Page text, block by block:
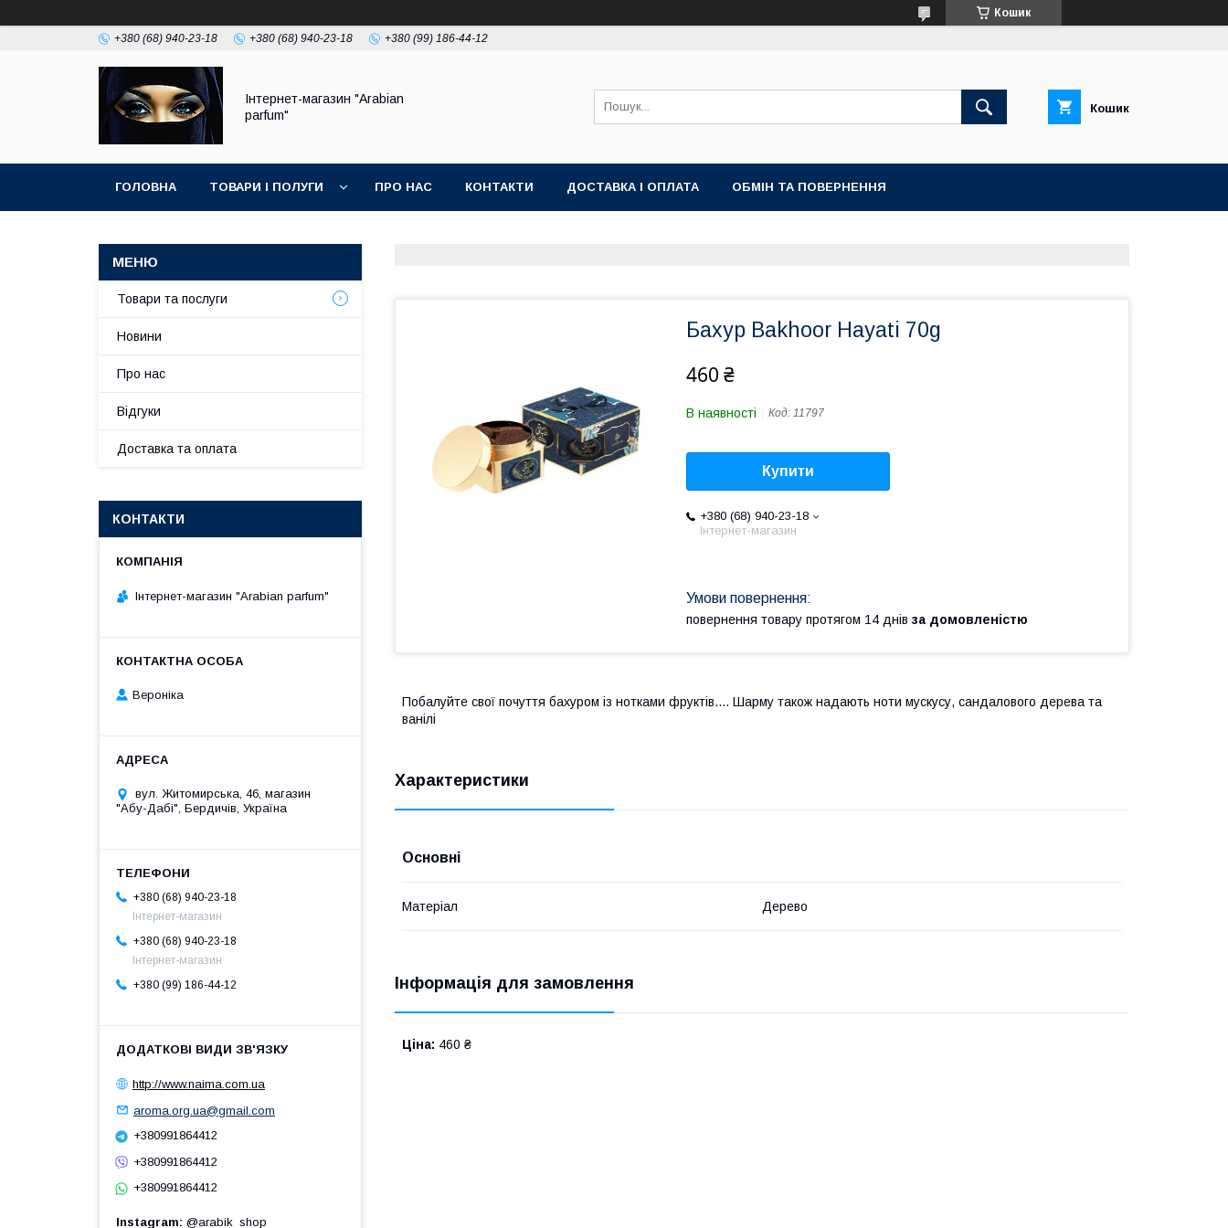
Кошик
+380 (68) 940-23-18 +380 (68) 940-23-18 +380 (99) 186-44-12
Інтернет-магазин "Arabian
parfum"
Кошик
ГОЛОВНА ТОВАРИ І ПОЛУГИ ПРО НАС КОНТАКТИ ДОСТАВКА І ОПЛАТА ОБМІН ТА ПОВЕРНЕННЯ
Бахур Bakhoor Hayati 70g
460 ₴
В наявності Код: 11797
Купити
+380 (68) 940-23-18
Інтернет-магазин
повернення товару протягом 14 днів за домовленістю
Побалуйте свої почуття бахуром із нотками фруктів.... Шарму також надають ноти мускусу, сандалового дерева та
ванілі
Характеристики
Основні
Матеріал Дерево
Інформація для замовлення
Ціна: 460 ₴
Товари та послуги
Новини
Про нас
Відгуки
Доставка та оплата
КОНТАКТИ
Інтернет-магазин "Arabian parfum"
Вероніка
вул. Житомирська, 46, магазин
"Абу-Дабі", Бердичів, Україна
+380 (68) 940-23-18
Інтернет-магазин
+380 (68) 940-23-18
Інтернет-магазин
+380 (99) 186-44-12
http://www.naima.com.ua
aroma.org.ua@gmail.com
+380991864412
+380991864412
+380991864412
Instagram @arabik_shop